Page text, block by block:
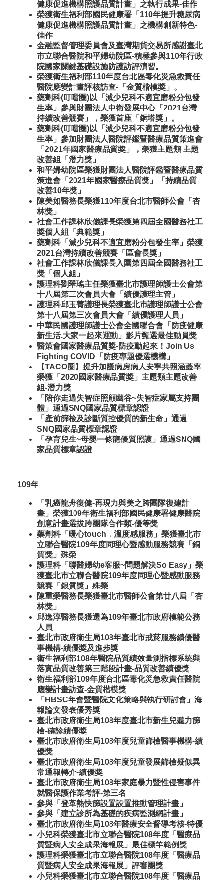
健康促進機構照護品質計畫」之執行成果-佳作
榮獲衛生福利部國民健康署「110年提升糖尿病
健康促進機構照護品質計畫」之機構創新特色-
佳作
金融監督管理委員會及臺灣期貨交易所感謝臺北
市立聯合醫院和平婦幼院區-積極參與110年行政
院國家關鍵基礎設施防護訪評演習。
榮獲衛生福利部110年度台北區毒化災急救責任
醫院應變計畫評核訪查-「金質楷模獎」。
藥劑科(叮噹圈)以「減少兒科不適宜磨粉分包發
生率」參與財團法人中衛發展中心「2021台灣
持續改善競賽」，榮獲首座「銅塔獎」。
藥劑科(叮噹圈)以「減少兒科不適宜磨粉分包發
生率」參加財團法人醫院評鑑暨醫療品質策進會
「2021年國家醫療品質獎」，榮獲主題類 主題
改善組「潛力獎」
和平婦幼院區榮獲財團法人醫院評鑑暨醫療品質
策進會「2021年國家醫療品質獎」「持續品質
改善10年獎」
陳美如醫務長榮獲110年度台北市醫師公會「杏
林獎」
社會工作課林欣儀課長榮獲第四屆全國醫務社工
獎個人組「典範獎」
藥劑科「減少兒科不適宜磨粉分包發生率」榮獲
2021台灣持續改善競賽「區會長獎」
社會工作課林欣儀課長入圍第四屆全國醫務社工
獎「個人組」
護理科劉翠瑤主任榮獲臺北市護理師護士公會第
十八屆第三次會員大會「績優護理主管」
護理科邱玉菁護理長榮獲臺北市護理師護士公會
第十八屆第三次會員大會「績優護理人員」
中華民國護理師護士公會全國聯合會「防疫健康
新生活.大家一起來運動」影片甄選最佳動員獎
醫策會國家醫療品質獎-防疫動起來！Join Us
Fighting COVID「防疫專題優選機構」
【TACO圈】提升加護病房病人安寧共照涵蓋率
榮獲「2020國家醫療品質獎」主題類主題改善
組-潛力獎
「陪你走過失智症照顧幽谷~失智症家屬支持團
體」通過SNQ國家品質標章認證
「產前篩檢及診斷質控優質的新生命」通過
SNQ國家品質標章認證
「孕育兒生~母嬰一條龍優質照護」通過SNQ國
家品質標章認證
109年
「乳癌龍舟復健-再現力與美之跨團隊復建計
畫」榮獲109年衛生福利部國民健康署健康醫院
創意計畫選拔跨團隊合作類-優等獎
藥劑科「暖心touch，溫度感服務」榮獲臺北市
立聯合醫院109年度同理心暨感動服務競賽「銅
質獎」殊榮
護理科「聯醫婦幼e客服~問題解決So Easy」榮
獲臺北市立聯合醫院109年度同理心暨感動服務
競賽「銀質獎」殊榮
陳重榮醫務長榮獲臺北市醫師公會第廿八屆「杏
林獎」
邱逸淳醫務長獲選為109年臺北市政府模範公務
人員
臺北市政府衛生局108年臺北市戒菸服務績優醫
事機構-績優獎及進步獎
衛生福利部108年醫院品質績效量測指標系統與
落實品質改善第三階段計畫-品質改善績優獎
衛生福利部109年度台北區毒化災急救責任醫院
應變計畫訪查-金質楷模獎
「HBSC年會暨醫院文化策略與執行研討會」海
報論文發表優秀獎
臺北市政府衛生局108年度臺北市新生兒聽力篩
檢-確診績優獎
臺北市政府衛生局108年度兒童篩檢醫事機構-績
優獎
臺北市政府衛生局108年度兒童發展篩檢疑似異
常通報轉介-績優獎
臺北市政府衛生局108年家庭暴力暨性侵害事件
就醫保護作業考評-第三名
參與「登革熱快篩設置設置推動管理計畫」
參與「建立診所為基礎的疾病監測網計畫」
臺北市政府衛生局108年醫療安全督導考核-特優
小兒科榮獲臺北市立聯合醫院108年度「醫療品
質暨病人安全成果海報展」最佳標竿範例獎
護理科榮獲臺北市立聯合醫院108年度「醫療品
質暨病人安全成果海報展」評審團獎
小兒科榮獲臺北市立聯合醫院108年度「醫療品